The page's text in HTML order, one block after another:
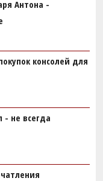
Антона -
консолей для
- не всегда